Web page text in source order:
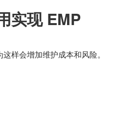
实现 EMP
样会增加维护成本和风险。